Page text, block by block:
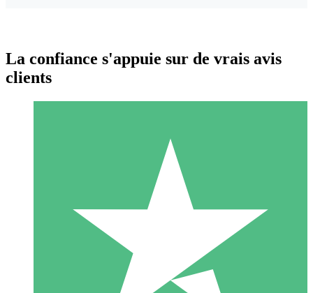
Packs de Crédits Individuels
Payez à l'utilisation avec des crédits de téléchargement. Sans
1 Téléchargement
10 00
La confiance s'appuie sur de vrais avis
clients